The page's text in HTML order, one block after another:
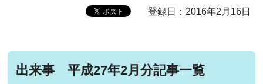
登録日：2016年2月16日
出来事 平成27年2月分記事一覧